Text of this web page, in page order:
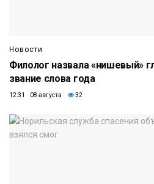
Новости
Филолог назвала «нишевый»
звание слова года
12:31 08 августа 32